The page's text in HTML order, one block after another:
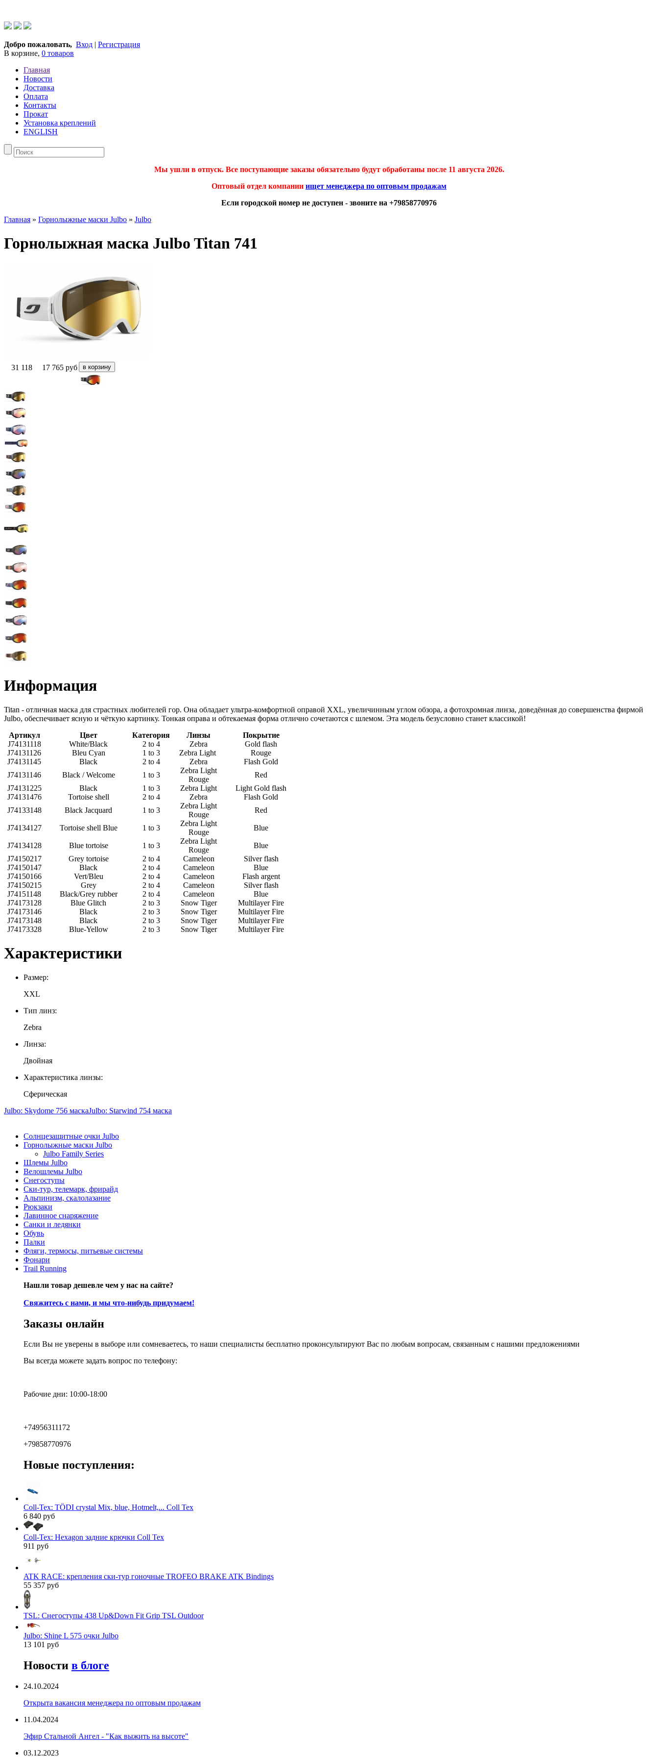
Добро пожаловать, Вход | Регистрация
В корзине, 0 товаров
Главная
Новости
Доставка
Оплата
Контакты
Прокат
Установка креплений
ENGLISH
Мы ушли в отпуск. Все поступающие заказы обязательно будут обработаны после 11 августа 2026.
Оптовый отдел компании ищет менеджера по оптовым продажам
Если городской номер не доступен - звоните на +79858770976
Главная » Горнолыжные маски Julbo » Julbo
Горнолыжная маска Julbo Titan 741
31 118 17 765 руб
Информация
Titan - отличная маска для страстных любителей гор. Она обладает ультра-комфортной оправой XXL, увеличинным углом обзора, а фотохромная линза, доведённая до совершенства фирмой
Julbo, обеспечивает ясную и чёткую картинку. Тонкая оправа и обтекаемая форма отлично сочетаются с шлемом. Эта модель безусловно станет классикой!
Артикул
Цвет Категория Линзы
Покрытие
J74131118
White/Black 2 to 4 Zebra
Gold flash
J74131126
Bleu Cyan 1 to 3 Zebra Light
Rouge
J74131145
Black 2 to 4 Zebra
Flash Gold
J74131146
Black / Welcome 1 to 3
Zebra Light
Rouge
Red
J74131225
Black 1 to 3 Zebra Light
Light Gold flash
J74131476
Tortoise shell 2 to 4 Zebra
Flash Gold
J74133148
Black Jacquard 1 to 3
Zebra Light
Rouge
Red
J74134127 Tortoise shell Blue 1 to 3
Zebra Light
Rouge
Blue
J74134128 Blue tortoise 1 to 3
Zebra Light
Rouge
Blue
J74150217
Grey tortoise 2 to 4 Cameleon
Silver flash
J74150147
Black 2 to 4 Cameleon
Blue
J74150166
Vert/Bleu 2 to 4 Cameleon
Flash argent
J74150215
Grey 2 to 4 Cameleon
Silver flash
J74151148
Black/Grey rubber 2 to 4 Cameleon
Blue
J74173128
Blue Glitch 2 to 3 Snow Tiger
Multilayer Fire
J74173146
Black 2 to 3 Snow Tiger
Multilayer Fire
J74173148
Black 2 to 3 Snow Tiger
Multilayer Fire
J74173328
Blue-Yellow 2 to 3 Snow Tiger Multilayer Fire
Характеристики
Размер:
XXL
Тип линз:
Zebra
Линза:
Двойная
Характеристика линзы:
Сферическая
Julbo: Skydome 756 маскаJulbo: Starwind 754 маска
Солнцезащитные очки Julbo
Горнолыжные маски Julbo
Julbo Family Series
Шлемы Julbo
Велошлемы Julbo
Снегоступы
Ски-тур, телемарк, фрирайд
Альпинизм, скалолазание
Рюкзаки
Лавинное снаряжение
Санки и ледянки
Обувь
Палки
Фляги, термосы, питьевые системы
Фонари
Trail Running
Нашли товар дешевле чем у нас на сайте?
Свяжитесь с нами, и мы что-нибудь придумаем!
Заказы онлайн
Если Вы не уверены в выборе или сомневаетесь, то наши специалисты бесплатно проконсультируют Вас по любым вопросам, связанным с нашими предложениями
Вы всегда можете задать вопрос по телефону:
Рабочие дни: 10:00-18:00
+74956311172
+79858770976
Новые поступления:
Coll-Tex: TÖDI crystal Mix, blue, Hotmelt,... Coll Tex
6 840 руб
Coll-Tex: Hexagon задние крючки Coll Tex
911 руб
ATK RACE: крепления ски-тур гоночные TROFEO BRAKE ATK Bindings
55 357 руб
TSL: Снегоступы 438 Up&Down Fit Grip TSL Outdoor
Julbo: Shine L 575 очки Julbo
13 101 руб
Новости в блоге
24.10.2024
Открыта вакансия менеджера по оптовым продажам
11.04.2024
Эфир Стальной Ангел - "Как выжить на высоте"
03.12.2023